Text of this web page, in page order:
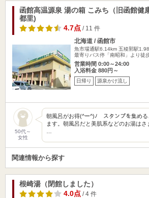
函館高温源泉 湯の箱 こみち（旧函館健
都里)
4.7点/ 11 件
北海道 / 函館市
魚市場通駅6.14km 五稜郭駅
最寄りバス停「南昭和」より徒
営業時間 0:00～24:00
入浴料金 880円～
日帰り 源泉かけ流し
50代～
女性
朝風呂がお得(^ー^)ﾉ スタンプを集める
ます。朝風呂だと美肌系などのお湯はさ
関連情報から探す
根崎湯（閉館しました）
4.0点/ 4 件